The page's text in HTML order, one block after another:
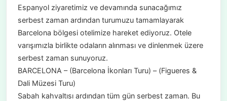
Espanyol ziyaretimiz ve devamında sunacağımız
serbest zaman ardından turumuzu tamamlayarak
Barcelona bölgesi otelimize hareket ediyoruz. Otele
varışımızla birlikte odaların alınması ve dinlenmek üzere
serbest zaman sunuyoruz.
BARCELONA – (Barcelona İkonları Turu) – (Figueres &
Dali Müzesi Turu)
Sabah kahvaltısı ardından tüm gün serbest zaman. Bu